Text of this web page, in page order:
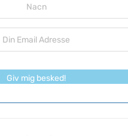
Giv mig besked!